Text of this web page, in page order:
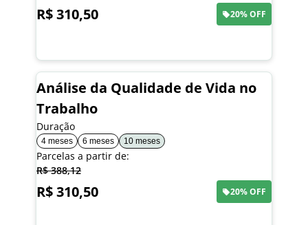
R$ 310,50 20% OFF
Análise da Qualidade de Vida no
Trabalho
Duração
4 meses 6 meses 10 meses
Parcelas a partir de:
R$ 388,12
R$ 310,50 20% OFF